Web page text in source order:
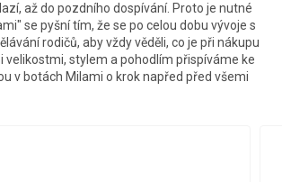
až do pozdního dospívání. Proto je nutné
se pyšní tím, že se po celou dobu vývoje s
rodičů, aby vždy věděli, co je při nákupu
velikostmi, stylem a pohodlím přispíváme ke
v botách Milami o krok napřed před všemi